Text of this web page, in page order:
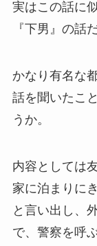
実はこの話に
『下男』の話
かなり有名な
話を聞いたこ
うか。
内容としては
家に泊まりに
と言い出し、
で、警察を呼